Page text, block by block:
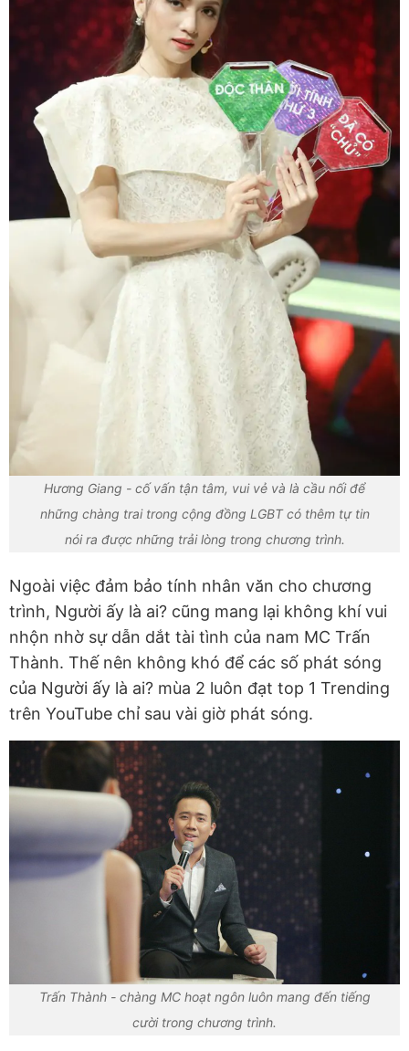
Hương Giang - cố vấn tận tâm, vui vẻ và là cầu nối để
những chàng trai trong cộng đồng LGBT có thêm tự tin
nói ra được những trải lòng trong chương trình.
Ngoài việc đảm bảo tính nhân văn cho chương
trình, Người ấy là ai? cũng mang lại không khí vui
nhộn nhờ sự dẫn dắt tài tình của nam MC Trấn
Thành. Thế nên không khó để các số phát sóng
của Người ấy là ai? mùa 2 luôn đạt top 1 Trending
trên YouTube chỉ sau vài giờ phát sóng.
Trấn Thành - chàng MC hoạt ngôn luôn mang đến tiếng
cười trong chương trình.